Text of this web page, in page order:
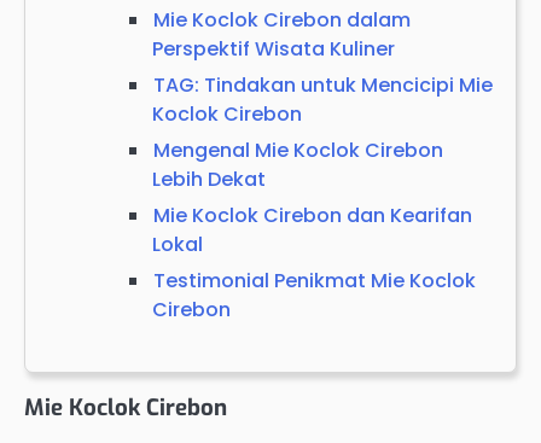
Mie Koclok Cirebon dalam
Perspektif Wisata Kuliner
TAG: Tindakan untuk Mencicipi Mie
Koclok Cirebon
Mengenal Mie Koclok Cirebon
Lebih Dekat
Mie Koclok Cirebon dan Kearifan
Lokal
Testimonial Penikmat Mie Koclok
Cirebon
Mie Koclok Cirebon